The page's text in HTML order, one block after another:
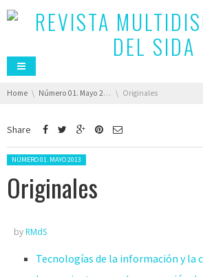
You are here:
Home Número 01. Mayo 2013 Originales
Share
Posted in:
NÚMERO 01. MAYO 2013
Originales
by RMdS
Tecnologías de la información y la